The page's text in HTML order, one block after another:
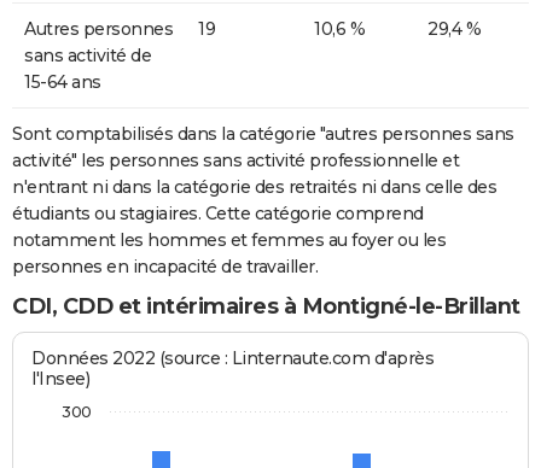
Autres personnes
sans activité de
15-64 ans
19 10,6 % 29,4 %
Sont comptabilisés dans la catégorie "autres personnes sans
activité" les personnes sans activité professionnelle et
n'entrant ni dans la catégorie des retraités ni dans celle des
étudiants ou stagiaires. Cette catégorie comprend
notamment les hommes et femmes au foyer ou les
personnes en incapacité de travailler.
CDI, CDD et intérimaires à Montigné-le-Brillant
Données 2022 (source : Linternaute.com d'après
l'Insee)
300